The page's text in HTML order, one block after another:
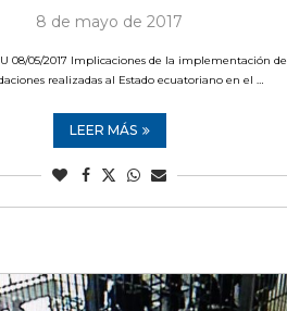
8 de mayo de 2017
08/05/2017 Implicaciones de la implementación de
realizadas al Estado ecuatoriano en el …
LEER MÁS